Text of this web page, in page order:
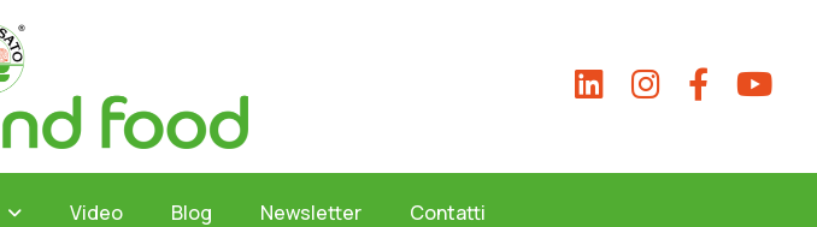
Video Blog Newsletter Contatti